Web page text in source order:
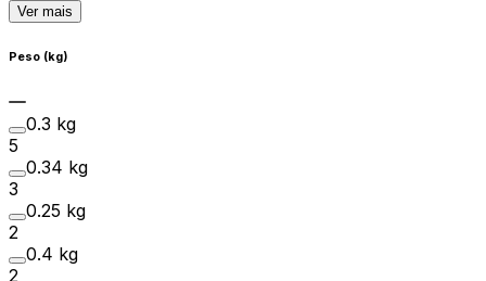
Ver mais
Peso (kg)
0.3 kg
5
0.34 kg
3
0.25 kg
2
0.4 kg
2